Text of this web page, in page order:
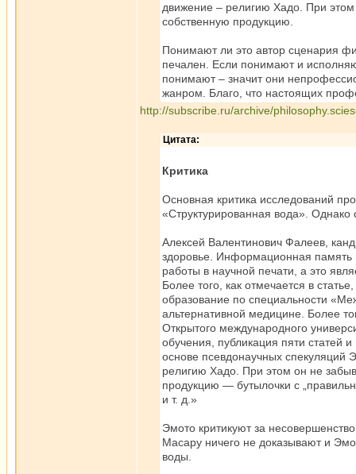
движение – религию Хадо. При
собственную продукцию.
Понимают ли это автор сценария
печален. Если понимают и
понимают – значит они
жанром. Благо, что настоящих
http://subscribe.ru/archive/
Цитата:
Критика
Основная критика исследований
«Структурированная вода».
Алексей Валентинович Фалеев,
здоровье. Информационная память
работы в научной печати, а это
Более того, как отмечается в
образование по специальности
альтернативной медицине. Более
Открытого международного
обучения, публикация пяти
основе псевдонаучных спекуляций
религию Хадо. При этом он не
продукцию — бутылочки с
и т. д.»
Эмото критикуют за
Масару ничего не доказывают и
воды.